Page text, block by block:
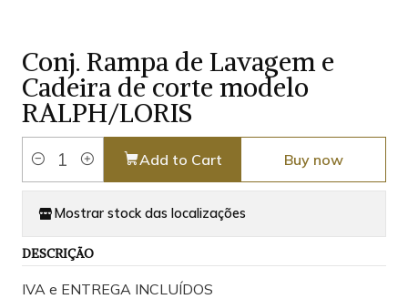
Conj. Rampa de Lavagem e
Cadeira de corte modelo
RALPH/LORIS
Quantity
Add to Cart Buy now
Mostrar stock das localizações
DESCRIÇÃO
IVA e ENTREGA INCLUÍDOS